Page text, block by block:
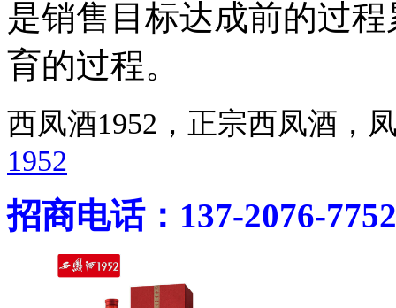
是销售目标达成前的过
育的过程。
西凤酒1952，正宗西凤酒
1952
招商电话：137-2076-7752